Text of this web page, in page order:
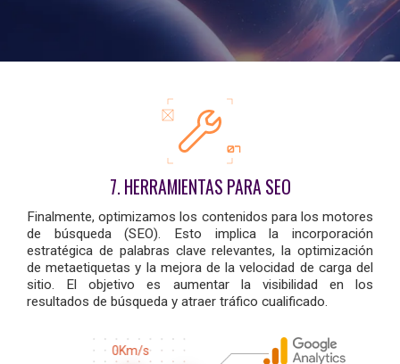
7. HERRAMIENTAS PARA SEO
Finalmente, optimizamos los contenidos para los motores
de búsqueda (SEO). Esto implica la incorporación
estratégica de palabras clave relevantes, la optimización
de metaetiquetas y la mejora de la velocidad de carga del
sitio. El objetivo es aumentar la visibilidad en los
resultados de búsqueda y atraer tráfico cualificado.
0Km/s